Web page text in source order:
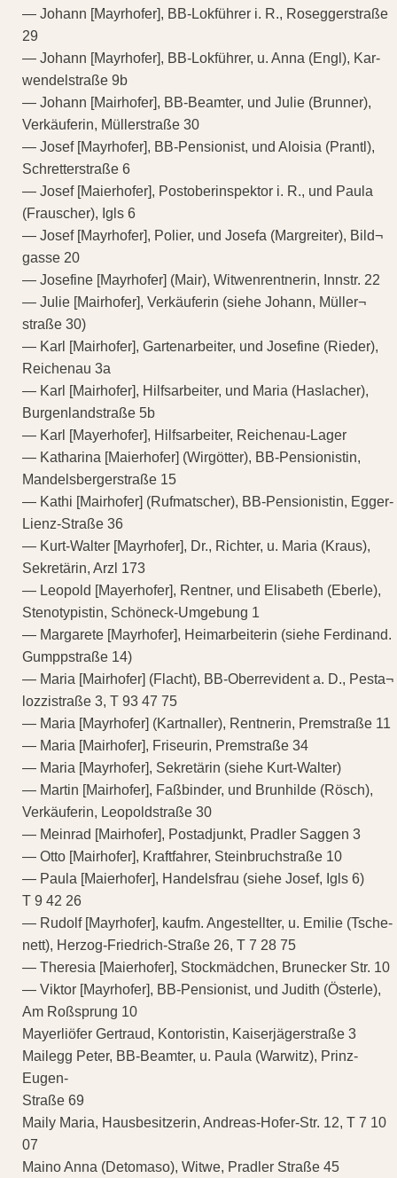
— Johann [Mayrhofer], BB-Lokführer i. R., Roseggerstraße
29
— Johann [Mayrhofer], BB-Lokführer, u. Anna (Engl), Kar-
wendelstraße 9b
— Johann [Mairhofer], BB-Beamter, und Julie (Brunner),
Verkäuferin, Müllerstraße 30
— Josef [Mayrhofer], BB-Pensionist, und Aloisia (Prantl),
Schretterstraße 6
— Josef [Maierhofer], Postoberinspektor i. R., und Paula
(Frauscher), Igls 6
— Josef [Mayrhofer], Polier, und Josefa (Margreiter), Bild¬
gasse 20
— Josefine [Mayrhofer] (Mair), Witwenrentnerin, Innstr. 22
— Julie [Mairhofer], Verkäuferin (siehe Johann, Müller¬
straße 30)
— Karl [Mairhofer], Gartenarbeiter, und Josefine (Rieder),
Reichenau 3a
— Karl [Mairhofer], Hilfsarbeiter, und Maria (Haslacher),
Burgenlandstraße 5b
— Karl [Mayerhofer], Hilfsarbeiter, Reichenau-Lager
— Katharina [Maierhofer] (Wirgötter), BB-Pensionistin,
Mandelsbergerstraße 15
— Kathi [Mairhofer] (Rufmatscher), BB-Pensionistin, Egger-
Lienz-Straße 36
— Kurt-Walter [Mayrhofer], Dr., Richter, u. Maria (Kraus),
Sekretärin, Arzl 173
— Leopold [Mayerhofer], Rentner, und Elisabeth (Eberle),
Stenotypistin, Schöneck-Umgebung 1
— Margarete [Mayrhofer], Heimarbeiterin (siehe Ferdinand.
Gumppstraße 14)
— Maria [Mairhofer] (Flacht), BB-Oberrevident a. D., Pesta¬
lozzistraße 3, T 93 47 75
— Maria [Mayrhofer] (Kartnaller), Rentnerin, Premstraße 11
— Maria [Mairhofer], Friseurin, Premstraße 34
— Maria [Mayrhofer], Sekretärin (siehe Kurt-Walter)
— Martin [Mairhofer], Faßbinder, und Brunhilde (Rösch),
Verkäuferin, Leopoldstraße 30
— Meinrad [Mairhofer], Postadjunkt, Pradler Saggen 3
— Otto [Mairhofer], Kraftfahrer, Steinbruchstraße 10
— Paula [Maierhofer], Handelsfrau (siehe Josef, Igls 6)
T 9 42 26
— Rudolf [Mayrhofer], kaufm. Angestellter, u. Emilie (Tsche-
nett), Herzog-Friedrich-Straße 26, T 7 28 75
— Theresia [Maierhofer], Stockmädchen, Brunecker Str. 10
— Viktor [Mayrhofer], BB-Pensionist, und Judith (Österle),
Am Roßsprung 10
Mayerliöfer Gertraud, Kontoristin, Kaiserjägerstraße 3
Mailegg Peter, BB-Beamter, u. Paula (Warwitz), Prinz-
Eugen-
Straße 69
Maily Maria, Hausbesitzerin, Andreas-Hofer-Str. 12, T 7 10
07
Maino Anna (Detomaso), Witwe, Pradler Straße 45